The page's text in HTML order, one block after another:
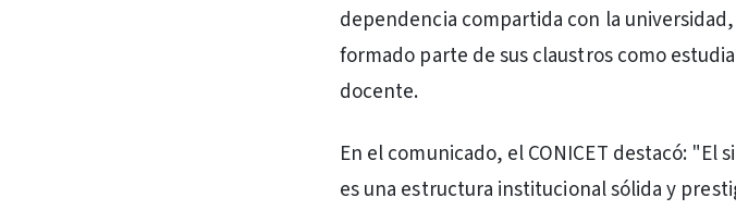
dependencia compartida con la
formado parte de sus claustros como
docente.
En el comunicado, el CONICET destacó:
es una estructura institucional sólida y